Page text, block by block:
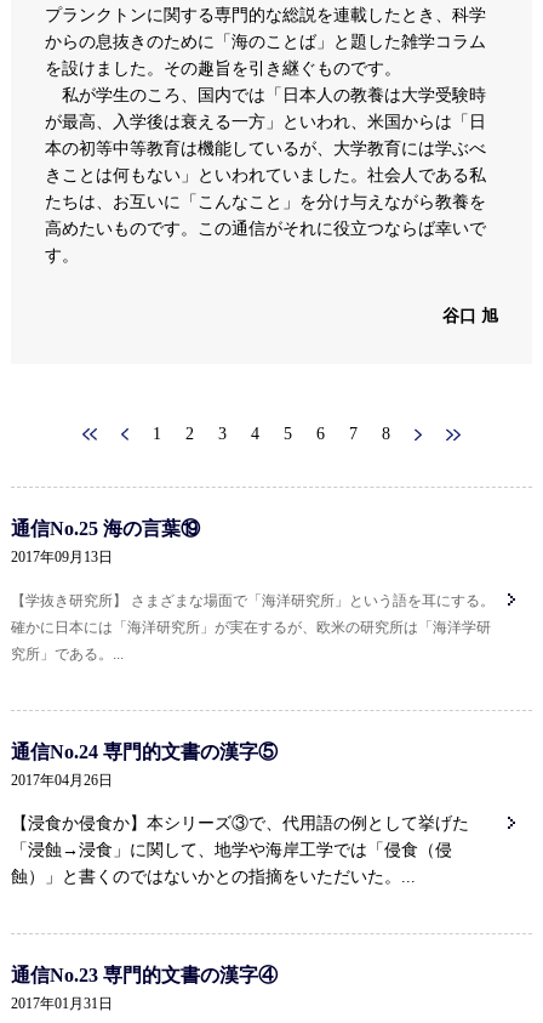
プランクトンに関する専門的な総説を連載したとき、科学
からの息抜きのために「海のことば」と題した雑学コラム
を設けました。その趣旨を引き継ぐものです。
私が学生のころ、国内では「日本人の教養は大学受験時
が最高、入学後は衰える一方」といわれ、米国からは「日
本の初等中等教育は機能しているが、大学教育には学ぶべ
きことは何もない」といわれていました。社会人である私
たちは、お互いに「こんなこと」を分け与えながら教養を
高めたいものです。この通信がそれに役立つならば幸いで
す。
谷口 旭
1 2 3 4 5 6 7 8
通信No.25 海の言葉⑲
2017年09月13日
【学抜き研究所】 さまざまな場面で「海洋研究所」という語を耳にする。
確かに日本には「海洋研究所」が実在するが、欧米の研究所は「海洋学研
究所」である。...
通信No.24 専門的文書の漢字⑤
2017年04月26日
【浸食か侵食か】本シリーズ③で、代用語の例として挙げた
「浸蝕→浸食」に関して、地学や海岸工学では「侵食（侵
蝕）」と書くのではないかとの指摘をいただいた。...
通信No.23 専門的文書の漢字④
2017年01月31日